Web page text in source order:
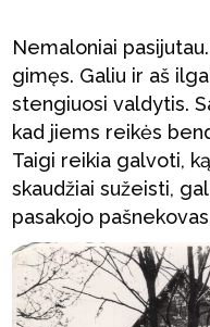
Nemaloniai
gimęs. Galiu ir aš
stengiuosi valdytis.
kad jiems reikės
Taigi reikia galvoti,
skaudžiai sužeisti,
pasakojo